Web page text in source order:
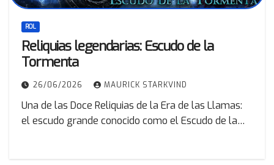
ROL
Reliquias legendarias: Escudo de la
Tormenta
26/06/2026 MAURICK STARKVIND
Una de las Doce Reliquias de la Era de las Llamas:
el escudo grande conocido como el Escudo de la…